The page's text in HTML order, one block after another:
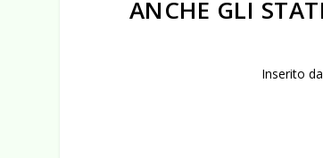
ANCHE GLI
Inserito da